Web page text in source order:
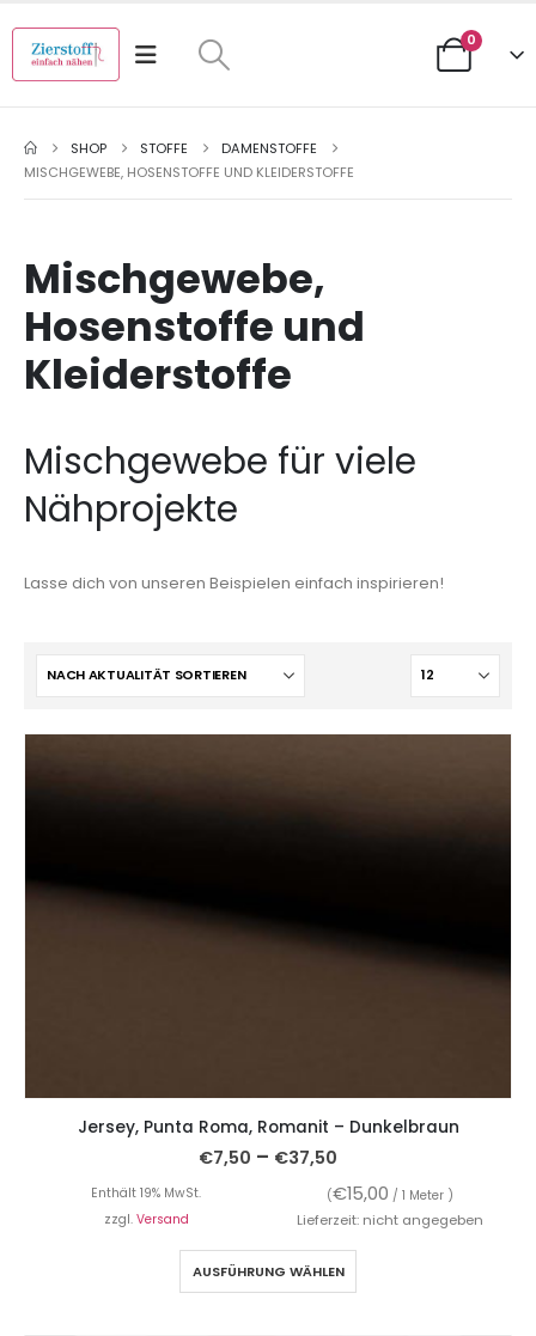
0
SHOP STOFFE
DAMENSTOFFE
MISCHGEWEBE, HOSENSTOFFE UND KLEIDERSTOFFE
Mischgewebe,
Hosenstoffe und
Kleiderstoffe
Mischgewebe für viele
Nähprojekte
Lasse dich von unseren Beispielen einfach inspirieren!
Jersey, Punta Roma, Romanit – Dunkelbraun
€7,50 – €37,50
Enthält 19% MwSt. (€15,00 / 1 Meter )
zzgl. Versand Lieferzeit: nicht angegeben
AUSFÜHRUNG WÄHLEN